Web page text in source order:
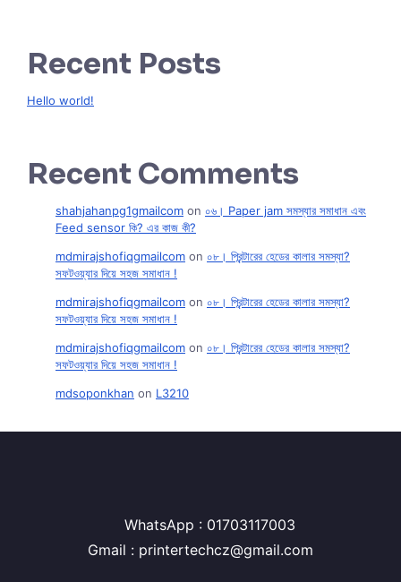
Recent Posts
Hello world!
Recent Comments
shahjahanpg1gmailcom on ০৬। Paper jam সমস্যার সমাধান এবং
Feed sensor কি? এর কাজ কী?
mdmirajshofiqgmailcom on ০৮। প্রিন্টারের হেডের কালার সমস্যা?
সফটওয়্যার দিয়ে সহজ সমাধান !
mdmirajshofiqgmailcom on ০৮। প্রিন্টারের হেডের কালার সমস্যা?
সফটওয়্যার দিয়ে সহজ সমাধান !
mdmirajshofiqgmailcom on ০৮। প্রিন্টারের হেডের কালার সমস্যা?
সফটওয়্যার দিয়ে সহজ সমাধান !
mdsoponkhan on L3210
WhatsApp : 01703117003
Gmail : printertechcz@gmail.com